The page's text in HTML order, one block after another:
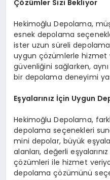
Çözümler Sizi Bekliyor
Hekimoğlu Depolama,
esnek depolama
ister uzun süreli
uygun çözümlerle hizmet
güvenliğini sağlarken,
bir depolama deneyimi
Eşyalarınız İçin Uygun
Hekimoğlu Depolama,
depolama seçenekleri
mini depolar, büyük
alanları, değerli
çözümleri ile hizmet
depolama çözümünü